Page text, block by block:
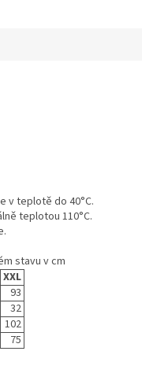
v teplotě do 40°C.
teplotou 110°C.
stavu v cm
XXL
93
32
102
75